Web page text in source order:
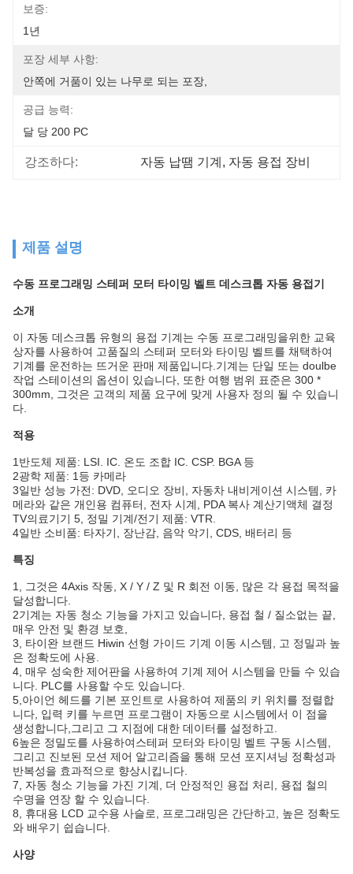
보증:
1년
포장 세부 사항:
안쪽에 거품이 있는 나무로 되는 포장,
공급 능력:
달 당 200 PC
강조하다: 자동 납땜 기계 , 자동 용접 장비
제품 설명
수동 프로그래밍 스테퍼 모터 타이밍 벨트 데스크톱 자동 용접기
소개
이 자동 데스크톱 유형의 용접 기계는 수동 프로그래밍을위한 교육
상자를 사용하여 고품질의 스테퍼 모터와 타이밍 벨트를 채택하여
기계를 운전하는 뜨거운 판매 제품입니다.기계는 단일 또는 doulbe
작업 스테이션의 옵션이 있습니다, 또한 여행 범위 표준은 300 *
300mm, 그것은 고객의 제품 요구에 맞게 사용자 정의 될 수 있습니
다.
적용
1반도체 제품: LSI. IC. 온도 조합 IC. CSP. BGA 등
2광학 제품: 1등 카메라
3일반 성능 가전: DVD, 오디오 장비, 자동차 내비게이션 시스템, 카
메라와 같은 개인용 컴퓨터, 전자 시계, PDA 복사 계산기액체 결정
TV의료기기 5, 정밀 기계/전기 제품: VTR.
4일반 소비품: 타자기, 장난감, 음악 악기, CDS, 배터리 등
특징
1, 그것은 4Axis 작동, X / Y / Z 및 R 회전 이동, 많은 각 용접 목적을
달성합니다.
2기계는 자동 청소 기능을 가지고 있습니다, 용접 철 / 질소없는 끝,
매우 안전 및 환경 보호,
3, 타이완 브랜드 Hiwin 선형 가이드 기계 이동 시스템, 고 정밀과 높
은 정확도에 사용.
4, 매우 성숙한 제어판을 사용하여 기계 제어 시스템을 만들 수 있습
니다. PLC를 사용할 수도 있습니다.
5, 아이언 헤드를 기본 포인트로 사용하여 제품의 키 위치를 정렬합
니다, 입력 키를 누르면 프로그램이 자동으로 시스템에서 이 점을
생성합니다,그리고 그 지점에 대한 데이터를 설정하고.
6높은 정밀도를 사용하여스테퍼 모터와 타이밍 벨트 구동 시스템,
그리고 진보된 모션 제어 알고리즘을 통해 모션 포지셔닝 정확성과
반복성을 효과적으로 향상시킵니다.
7, 자동 청소 기능을 가진 기계, 더 안정적인 용접 처리, 용접 철의
수명을 연장 할 수 있습니다.
8, 휴대용 LCD 교수용 사슬로, 프로그래밍은 간단하고, 높은 정확도
와 배우기 쉽습니다.
사양